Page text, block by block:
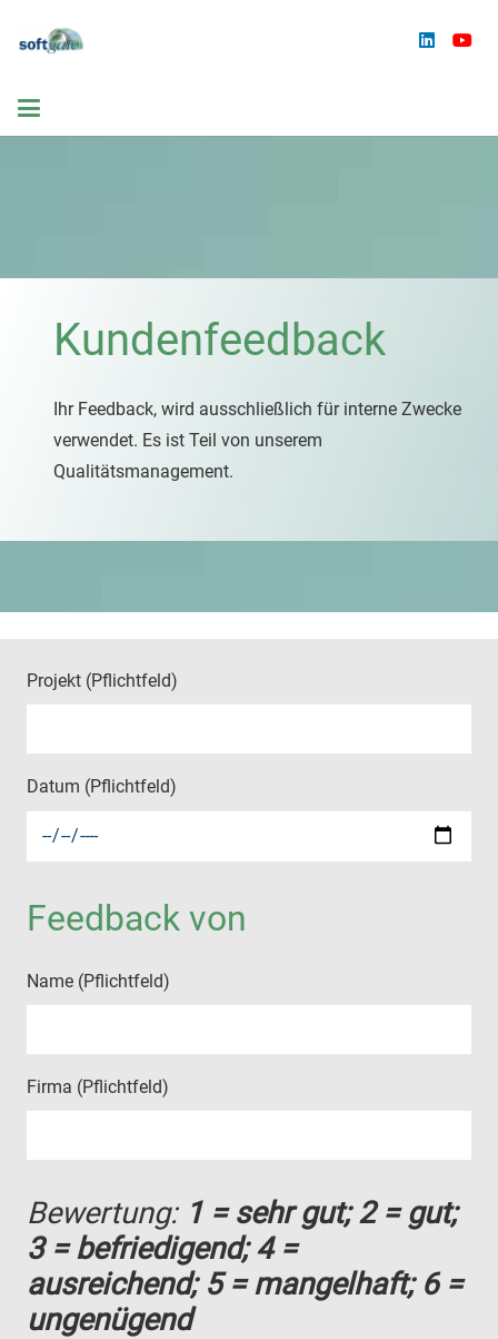
Kundenfeedback
Ihr Feedback, wird ausschließlich für interne Zwecke
verwendet. Es ist Teil von unserem
Qualitätsmanagement.
Projekt (Pflichtfeld)
Datum (Pflichtfeld)
Feedback von
Name (Pflichtfeld)
Firma (Pflichtfeld)
Bewertung:1 = sehr gut; 2 = gut;
3 = befriedigend; 4 =
ausreichend; 5 = mangelhaft; 6 =
ungenügend